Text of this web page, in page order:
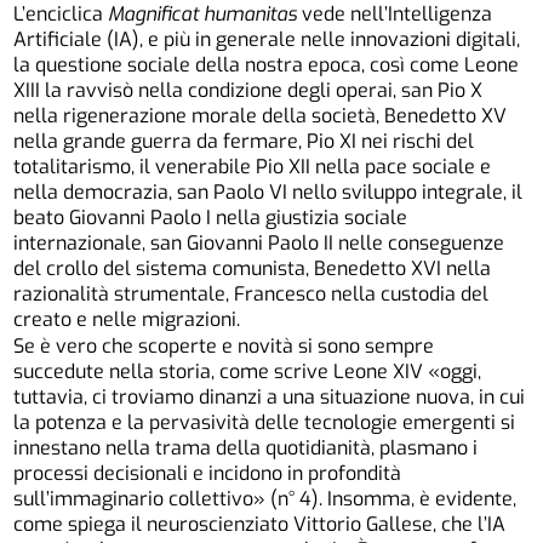
L’enciclica Magnificat humanitasvede nell’Intelligenza
Artificiale (IA), e più in generale nelle innovazioni digitali,
la questione sociale della nostra epoca, così come Leone
XIII la ravvisò nella condizione degli operai, san Pio X
nella rigenerazione morale della società, Benedetto XV
nella grande guerra da fermare, Pio XI nei rischi del
totalitarismo, il venerabile Pio XII nella pace sociale e
nella democrazia, san Paolo VI nello sviluppo integrale, il
beato Giovanni Paolo I nella giustizia sociale
internazionale, san Giovanni Paolo II nelle conseguenze
del crollo del sistema comunista, Benedetto XVI nella
razionalità strumentale, Francesco nella custodia del
creato e nelle migrazioni.
Se è vero che scoperte e novità si sono sempre
succedute nella storia, come scrive Leone XIV «oggi,
tuttavia, ci troviamo dinanzi a una situazione nuova, in cui
la potenza e la pervasività delle tecnologie emergenti si
innestano nella trama della quotidianità, plasmano i
processi decisionali e incidono in profondità
sull’immaginario collettivo» (n° 4). Insomma, è evidente,
come spiega il neuroscienziato Vittorio Gallese, che l’IA